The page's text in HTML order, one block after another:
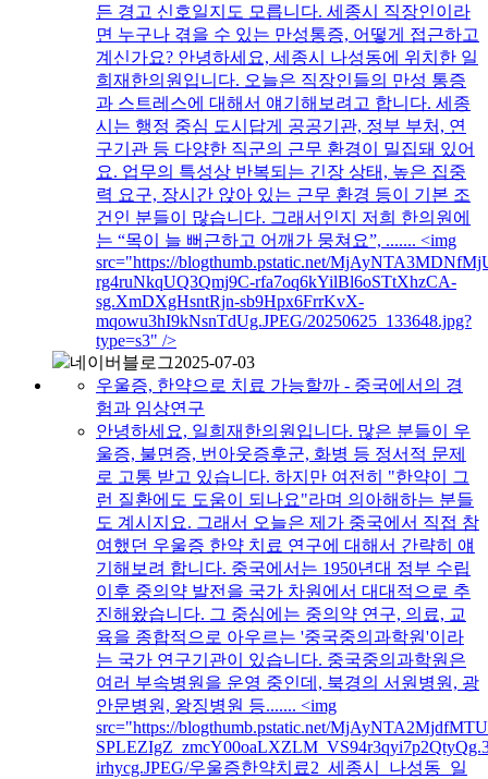
든 경고 신호일지도 모릅니다. 세종시 직장인이라
면 누구나 겪을 수 있는 만성통증, 어떻게 접근하고
계신가요? 안녕하세요, 세종시 나성동에 위치한 일
희재한의원입니다. 오늘은 직장인들의 만성 통증
과 스트레스에 대해서 얘기해보려고 합니다. 세종
시는 행정 중심 도시답게 공공기관, 정부 부처, 연
구기관 등 다양한 직군의 근무 환경이 밀집돼 있어
요. 업무의 특성상 반복되는 긴장 상태, 높은 집중
력 요구, 장시간 앉아 있는 근무 환경 등이 기본 조
건인 분들이 많습니다. 그래서인지 저희 한의원에
는 “목이 늘 뻐근하고 어깨가 뭉쳐요”, ....... <img
src="https://blogthumb.pstatic.net/
rg4ruNkqUQ3Qmj9C-rfa7oq6kYilBl6oSTtXhzCA-
sg.XmDXgHsntRjn-sb9Hpx6FrrKvX-
mqowu3hI9kNsnTdUg.JPEG/20250625_133648.jpg?
type=s3" />
네이버블로그2025-07-03
우울증, 한약으로 치료 가능할까 - 중국에서의 경
험과 임상연구
안녕하세요, 일희재한의원입니다. 많은 분들이 우
울증, 불면증, 번아웃증후군, 화병 등 정서적 문제
로 고통 받고 있습니다. 하지만 여전히 "한약이 그
런 질환에도 도움이 되나요"라며 의아해하는 분들
도 계시지요. 그래서 오늘은 제가 중국에서 직접 참
여했던 우울증 한약 치료 연구에 대해서 간략히 얘
기해보려 합니다. 중국에서는 1950년대 정부 수립
이후 중의약 발전을 국가 차원에서 대대적으로 추
진해왔습니다. 그 중심에는 중의약 연구, 의료, 교
육을 종합적으로 아우르는 '중국중의과학원'이라
는 국가 연구기관이 있습니다. 중국중의과학원은
여러 부속병원을 운영 중인데, 북경의 서원병원, 광
안문병원, 왕징병원 등....... <img
src="https://blogthumb.pstatic.net/
irhycg.JPEG/우울증한약치료2_세종시_나성동_일